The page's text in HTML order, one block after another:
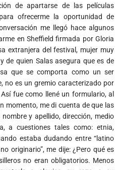
de apartarse de las películas
ofrecerme la oportunidad de
me llegó hace algunos
en Sheffield firmada por Gloria
extranjera del festival, mujer muy
de quien Salas asegura que es de
que se comporta como un ser
no es un gremio caracterizado por
fue como llené un formulario, al
momento, me di cuenta de que las
y apellido, dirección, medio
a cuestiones tales como: etnia,
estaba dudando entre “latino
originario”, me dije: ¿Pero qué es
no eran obligatorios. Menos